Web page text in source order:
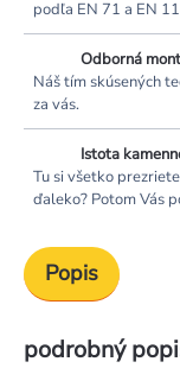
podľa EN 71 a EN
Odborná
Náš tím skúsených
za vás.
Istota
Tu si všetko
ďaleko? Potom Vás
Popis
podrobný